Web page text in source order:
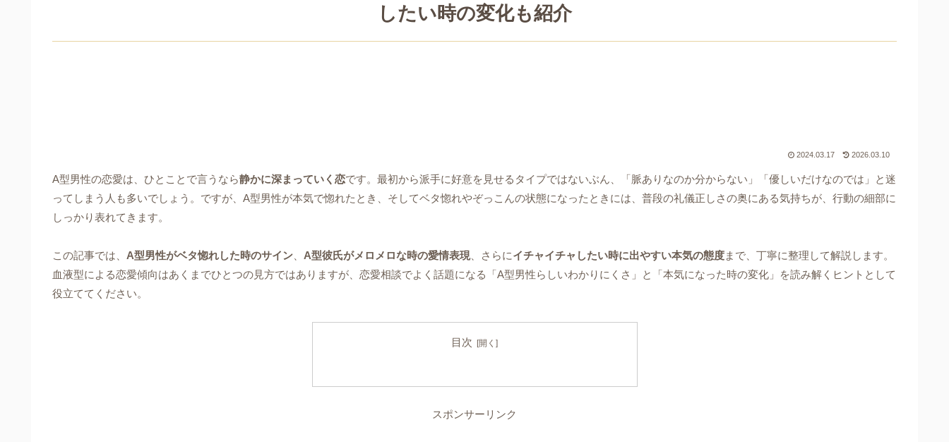
したい時の変化も紹介
2024.03.17 2026.03.10
A型男性の恋愛は、ひとことで言うなら静かに深まっていく恋です。最初から派手に好意を見せるタイプではないぶん、「脈ありなのか分からない」「優しいだけなのでは」と迷
ってしまう人も多いでしょう。ですが、A型男性が本気で惚れたとき、そしてベタ惚れやぞっこんの状態になったときには、普段の礼儀正しさの奥にある気持ちが、行動の細部に
しっかり表れてきます。
この記事では、 A型男性がベタ惚れした時のサイン A型彼氏がメロメロな時の愛情表現、さらにイチャイチャしたい時に出やすい本気の態度まで、丁寧に整理して解説します。
血液型による恋愛傾向はあくまでひとつの見方ではありますが、恋愛相談でよく話題になる「A型男性らしいわかりにくさ」と「本気になった時の変化」を読み解くヒントとして
役立ててください。
目次
スポンサーリンク